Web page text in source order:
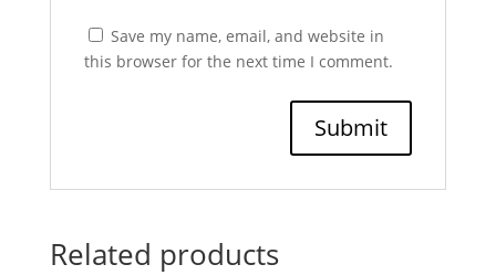
Save my name, email, and website in
this browser for the next time I comment.
Related products